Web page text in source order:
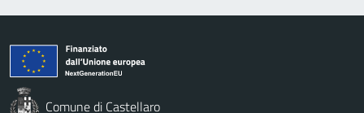
Comune di Castellaro